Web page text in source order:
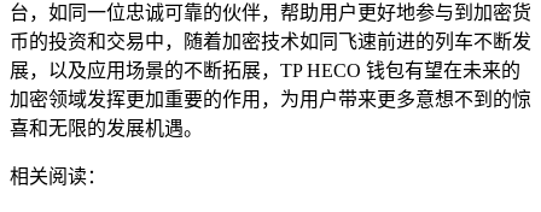
台，如同一位忠诚可靠的伙伴，帮助用户更好地参与到加密货
币的投资和交易中，随着加密技术如同飞速前进的列车不断发
展，以及应用场景的不断拓展，TP HECO 钱包有望在未来的
加密领域发挥更加重要的作用，为用户带来更多意想不到的惊
喜和无限的发展机遇。
相关阅读：